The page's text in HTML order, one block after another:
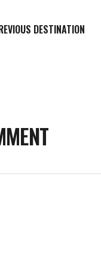
DESTINATION